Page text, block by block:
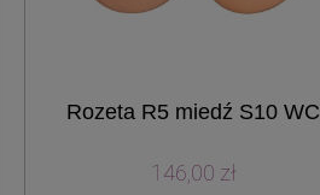
Rozeta R5 miedź S10 WC
146,00 zł